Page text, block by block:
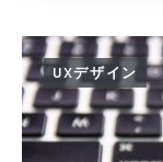
UXデザイン